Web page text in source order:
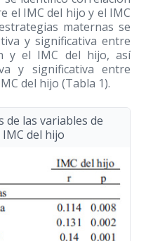
el IMC del hijo y el IMC
maternas se
y significativa entre
y el IMC del hijo, así
y significativa entre
del hijo (Tabla 1).
de las variables de
del hijo